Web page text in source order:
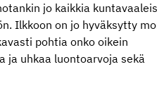
jo kaikkia
Ilkkoon on jo hyväksytty
pohtia onko oikein
ja uhkaa luontoarvoja sekä